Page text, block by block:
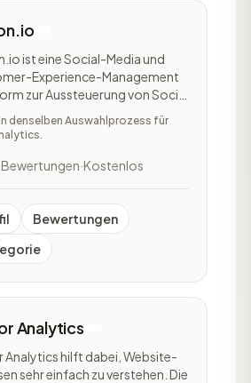
ist eine Social-Media und
Experience-Management
zur Aussteuerung von Social
Aktivitäten. Falcon.io hilft
über alle Social-Media
unabhängig ob paid
individualis
denselben Auswahlprozess für
Bewertungen·Kostenlos
Bewertungen
Analytics
Analytics hilft dabei, Website-
sehr einfach zu verstehen. Die